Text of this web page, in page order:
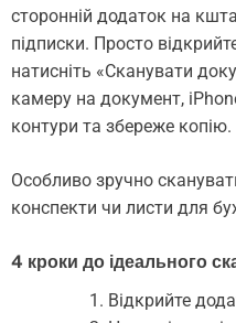
сторонній додаток на
підписки. Просто
натисніть «Сканувати
камеру на документ,
контури та збереже копію.
Особливо зручно
конспекти чи листи для
4 кроки до ідеального
Відкрийте